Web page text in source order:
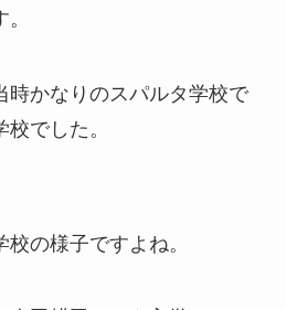
時かなりのスパルタ学校で
でした。
の様子ですよね。